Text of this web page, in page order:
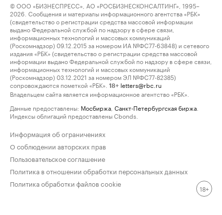
© ООО «БИЗНЕСПРЕСС», АО «РОСБИЗНЕСКОНСАЛТИНГ», 1995–
2026. Сообщения и материалы информационного агентства «РБК»
(свидетельство о регистрации средства массовой информации
выдано Федеральной службой по надзору в сфере связи,
информационных технологий и массовых коммуникаций
(Роскомнадзор) 09.12.2015 за номером ИА №ФС77-63848) и сетевого
издания «РБК» (свидетельство о регистрации средства массовой
информации выдано Федеральной службой по надзору в сфере связи,
информационных технологий и массовых коммуникаций
(Роскомнадзор) 03.12.2021 за номером ЭЛ №ФС77-82385)
сопровождаются пометкой «РБК».
18+ letters@rbc.ru
Владельцем сайта является информационное агентство «РБК».
Данные предоставлены: Мосбиржа Санкт-Петербургская биржа
Индексы облигаций предоставлены Cbonds.
Информация об ограничениях
О соблюдении авторских прав
Пользовательское соглашение
Политика в отношении обработки персональных данных
Политика обработки файлов cookie
18+